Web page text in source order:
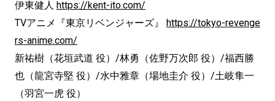
伊東健人 https://kent-ito.com/
TVアニメ『東京リベンジャーズ』
https://tokyo-revenge
rs-anime.com/
新祐樹（花垣武道 役）/林勇（佐野万次郎 役）/福西勝
也（龍宮寺堅 役）/水中雅章（場地圭介 役）/土岐隼一
（羽宮一虎 役）